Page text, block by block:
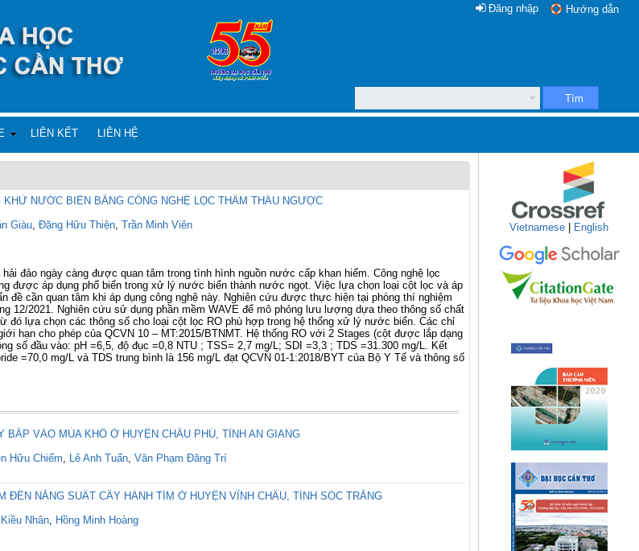
Hướng dẫn
Đăng nhập
Tìm
LIÊN KẾT LIÊN HỆ
NƯỚC BIỂN BẰNG CÔNG NGHỆ LỌC THẨM THẤU NGƯỢC
Giàu, Đặng Hữu Thiện, Trần Minh Viên
đảo ngày càng được quan tâm trong tình hình nguồn nước cấp khan hiếm. Công nghệ lọc
được áp dụng phổ biến trong xử lý nước biển thành nước ngọt. Việc lựa chọn loại cột lọc và áp
cần quan tâm khi áp dụng công nghệ này. Nghiên cứu được thực hiện tại phòng thí nghiệm
12/2021. Nghiên cứu sử dụng phần mềm WAVE để mô phỏng lưu lượng dựa theo thông số chất
lựa chọn các thông số cho loại cột lọc RO phù hợp trong hệ thống xử lý nước biển. Các chỉ
hạn cho phép của QCVN 10 – MT:2015/BTNMT. Hệ thống RO với 2 Stages (cột được lắp dạng
số đầu vào: pH =6,5, độ đục =0,8 NTU ; TSS= 2,7 mg/L; SDI =3,3 ; TDS =31.300 mg/L. Kết
=70,0 mg/L và TDS trung bình là 156 mg/L đạt QCVN 01-1:2018/BYT của Bộ Y Tế và thông số
VÀO MÙA KHÔ Ở HUYỆN CHÂU PHÚ, TỈNH AN GIANG
Hữu Chiếm, Lê Anh Tuấn, Văn Phạm Đăng Trí
NĂNG SUẤT CÂY HÀNH TÍM Ở HUYỆN VĨNH CHÂU, TỈNH SÓC TRĂNG
Nhân, Hồng Minh Hoàng
Vietnamese English